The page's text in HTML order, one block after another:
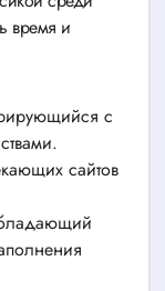
время и
с
сайтов